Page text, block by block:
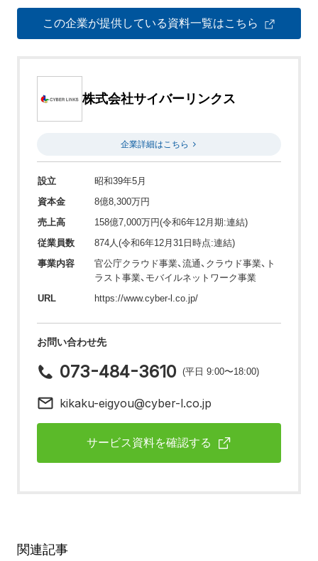
この企業が提供している資料一覧はこちら
株式会社サイバーリンクス
企業詳細はこちら
設立
昭和39年5月
資本金
8億8,300万円
売上高
158億7,000万円(令和6年12月期:連結)
従業員数
874人(令和6年12月31日時点:連結)
事業内容
官公庁クラウド事業、流通、クラウド事業、ト
ラスト事業、モバイルネットワーク事業
URL
https://www.cyber-l.co.jp/
お問い合わせ先
073-484-3610 (平日 9:00〜18:00)
kikaku-eigyou@cyber-l.co.jp
サービス資料を確認する
関連記事